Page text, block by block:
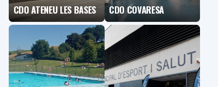
CDO ATENEU LES BASES CDO COVARESA